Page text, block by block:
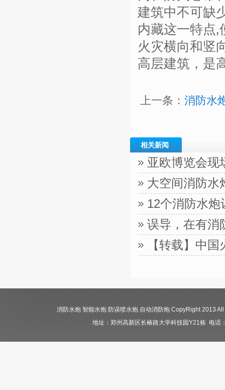
建筑中不可缺
内藏这一特点,
火灾横向和竖
高层建筑，是
上一条： 消防水
相关新闻
亚欧博览会现
大空间消防水
12个消防水
误导，在有消
【转载】中
消防水炮 智能水炮 防误喷水炮 自动消防炮 CopyRight 2013
地址：郑州高新区长椿路大学科技园Y21栋 电